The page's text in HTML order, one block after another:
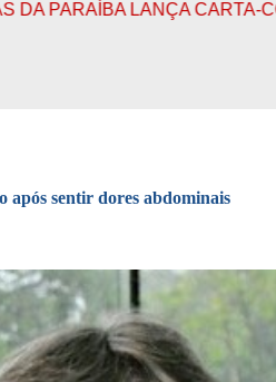
CARTA-COMPROMISSO
após sentir dores abdominais